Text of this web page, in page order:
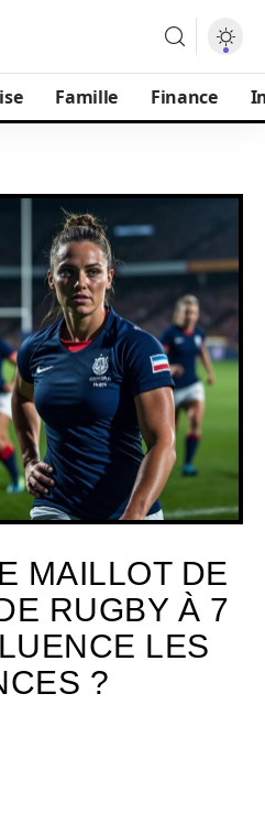
Famille Finance
MAILLOT DE
RUGBY À 7
LES
?